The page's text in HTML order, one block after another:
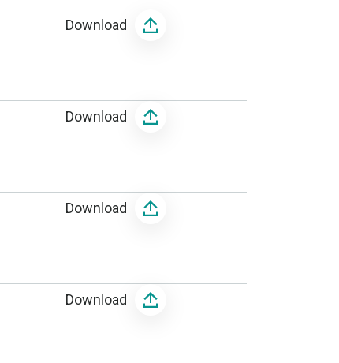
Download
Download
Download
Download